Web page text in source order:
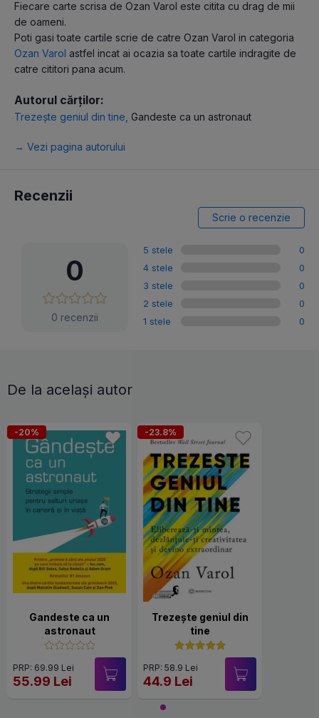
Fiecare carte scrisa de Ozan Varol este citita cu drag de mii
de oameni.
Poti gasi toate cartile scrie de catre Ozan Varol in categoria
Ozan Varol astfel incat ai ocazia sa toate cartile indragite de
catre cititori pana acum.
Autorul cărților:
Trezește geniul din tine, Gandeste ca un astronaut
→ Vezi pagina autorului
Recenzii
Scrie o recenzie
0
0 recenzii
5 stele
0
4 stele
0
3 stele
0
2 stele
0
1 stele
0
De la același autor
-20%
Gandeste ca un
astronaut
PRP: 69.99 Lei
55.99 Lei
-23.8%
Trezește geniul din
tine
PRP: 58.9 Lei
44.9 Lei